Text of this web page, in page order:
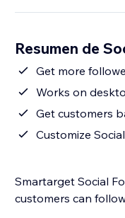
Resumen de
Get more
Works on
Get customers
Customize
Smartarget Social
customers can